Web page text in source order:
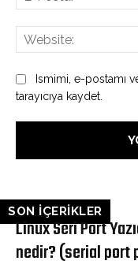
Ismimi, e-postamı
tarayıcıya kaydet.
SON İÇERİKLER
Linux Seri Port
nedir? (serial port